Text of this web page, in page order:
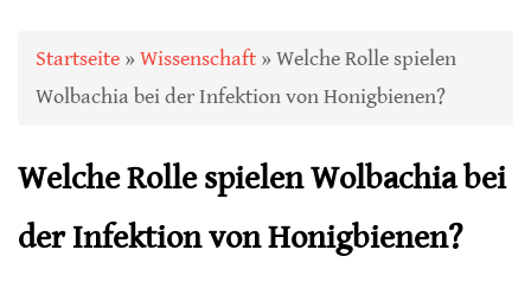
Sie sind hier
Startseite » Wissenschaft » Welche Rolle spielen
Wolbachia bei der Infektion von Honigbienen?
Welche Rolle spielen Wolbachia bei
der Infektion von Honigbienen?